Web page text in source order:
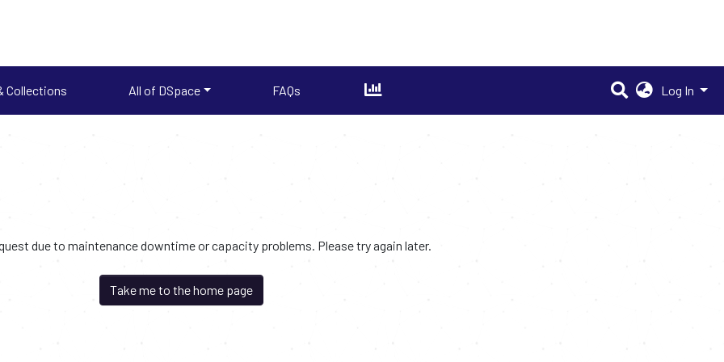
Collections All of DSpace FAQs Log In
due to maintenance downtime or capacity problems. Please try again later.
Take me to the home page